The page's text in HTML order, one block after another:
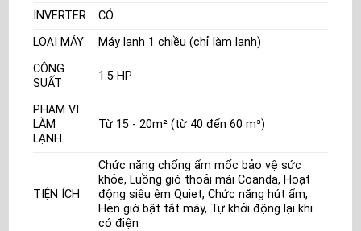
INVERTER
CÓ
LOẠI MÁY
Máy lạnh 1 chiều (chỉ làm lạnh)
CÔNG
SUẤT
1.5 HP
PHẠM VI
LÀM
LẠNH
Từ 15 - 20m² (từ 40 đến 60 m³)
TIỆN ÍCH
Chức năng chống ẩm mốc bảo vệ sức
khỏe, Luồng gió thoải mái Coanda, Hoạt
động siêu êm Quiet, Chức năng hút ẩm,
Hẹn giờ bật tắt máy, Tự khởi động lại khi
có điện